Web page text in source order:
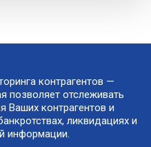
контрагентов —
позволяет отслеживать
Ваших контрагентов и
ликвидациях и
информации.